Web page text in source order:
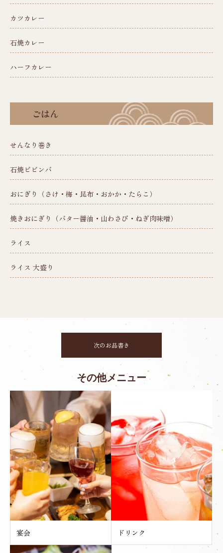
カツカレー
石焼カレー
ハーフカレー
ごはん
せんなり巻き
石焼ビビンバ
おにぎり（さけ・梅・昆布・おかか・たらこ）
焼きおにぎり（バター醤油・山わさび・ねぎ肉味噌）
ライス
ライス 大盛り
次のお品書き
その他メニュー
宴会 ドリンク